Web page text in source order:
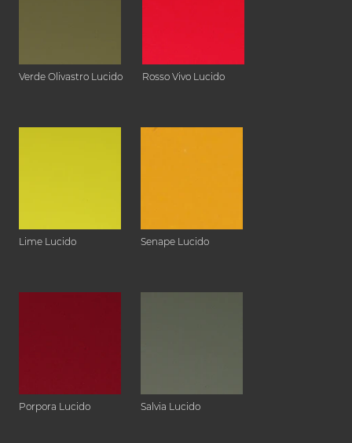
Verde Olivastro Lucido Rosso Vivo Lucido
Lime Lucido Senape Lucido
Porpora Lucido Salvia Lucido